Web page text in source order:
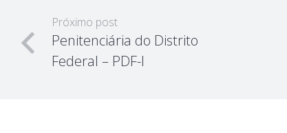
Próximo post
Penitenciária do Distrito
Federal – PDF-I